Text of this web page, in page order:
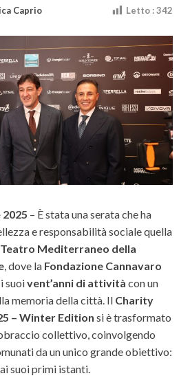
Caprio Letto :342
– È stata una serata che ha
e responsabilità sociale quella
Teatro Mediterraneo della
, dove la Fondazione Cannavaro
suoivent’anni di attività con un
memoria della città. Il Charity
– Winter Edition si è trasformato
collettivo, coinvolgendo
da un unico grande obiettivo:
suoi primi istanti.